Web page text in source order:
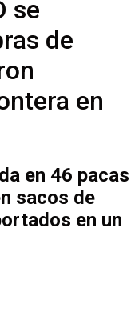
se
de
en
en 46 pacas
sacos de
en un